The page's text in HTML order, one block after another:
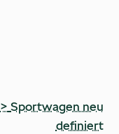
> Sportwagen neu
definiert